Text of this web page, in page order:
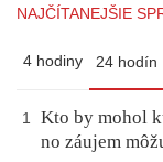
NAJČÍTANEJŠIE
4 hodiny 24 hodín
1
Kto by mohol
no záujem